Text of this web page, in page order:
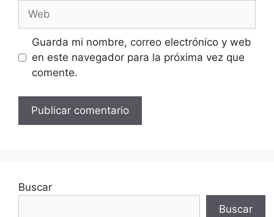
Web
Guarda mi nombre, correo electrónico y web
en este navegador para la próxima vez que
comente.
Buscar
Buscar